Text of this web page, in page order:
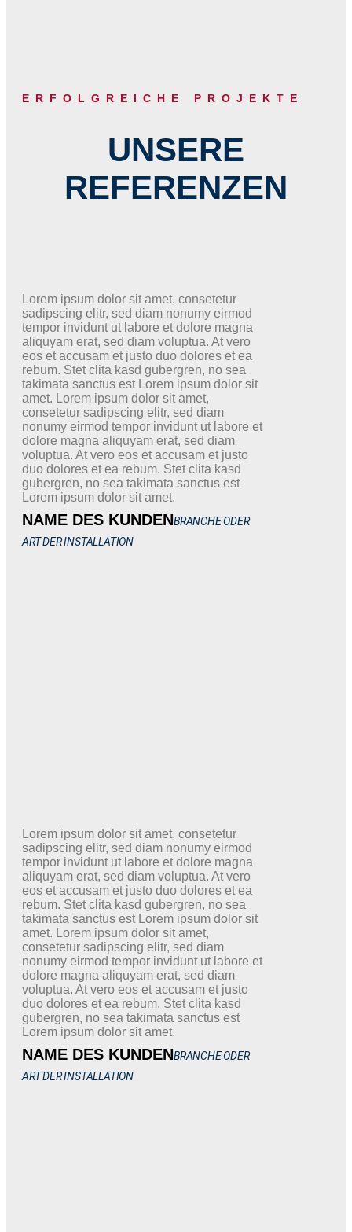
ERFOLGREICHE PROJEKTE
UNSERE
REFERENZEN
Lorem ipsum dolor sit amet, consetetur
sadipscing elitr, sed diam nonumy eirmod
tempor invidunt ut labore et dolore magna
aliquyam erat, sed diam voluptua. At vero
eos et accusam et justo duo dolores et ea
rebum. Stet clita kasd gubergren, no sea
takimata sanctus est Lorem ipsum dolor sit
amet. Lorem ipsum dolor sit amet,
consetetur sadipscing elitr, sed diam
nonumy eirmod tempor invidunt ut labore et
dolore magna aliquyam erat, sed diam
voluptua. At vero eos et accusam et justo
duo dolores et ea rebum. Stet clita kasd
gubergren, no sea takimata sanctus est
Lorem ipsum dolor sit amet.
NAME DES KUNDENBRANCHE ODER
ART DER INSTALLATION
Lorem ipsum dolor sit amet, consetetur
sadipscing elitr, sed diam nonumy eirmod
tempor invidunt ut labore et dolore magna
aliquyam erat, sed diam voluptua. At vero
eos et accusam et justo duo dolores et ea
rebum. Stet clita kasd gubergren, no sea
takimata sanctus est Lorem ipsum dolor sit
amet. Lorem ipsum dolor sit amet,
consetetur sadipscing elitr, sed diam
nonumy eirmod tempor invidunt ut labore et
dolore magna aliquyam erat, sed diam
voluptua. At vero eos et accusam et justo
duo dolores et ea rebum. Stet clita kasd
gubergren, no sea takimata sanctus est
Lorem ipsum dolor sit amet.
NAME DES KUNDENBRANCHE ODER
ART DER INSTALLATION